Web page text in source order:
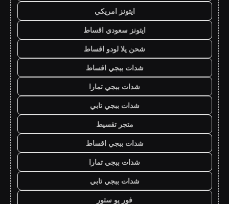
ايتونز امريكي
ايتونز سعودي اقساط
شحن يلا لودو اقساط
شدات ببجي اقساط
شدات ببجي تمارا
شدات ببجي تابي
متجر تقسيط
شدات ببجي اقساط
شدات ببجي تمارا
شدات ببجي تابي
فور يو ستور